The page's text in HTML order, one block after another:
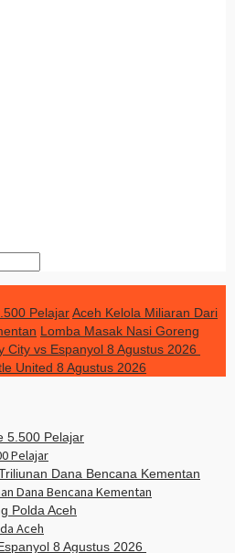
PelajarAceh Kelola Miliaran Dari
Lomba Masak Nasi Goreng
City vs Espanyol 8 Agustus 2026
United 8 Agustus 2026
Pelajar
Dana Bencana Kementan
Aceh